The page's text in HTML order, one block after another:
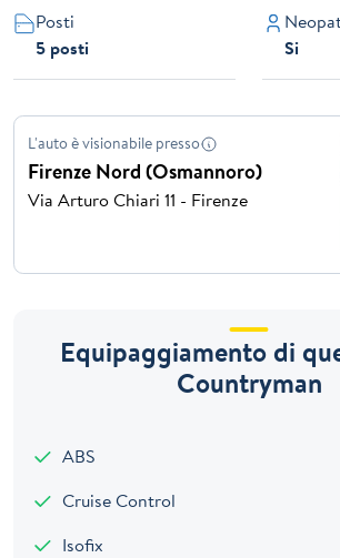
Posti
5 posti
Si
L'auto è visionabile presso
Firenze Nord (Osmannoro)
Via Arturo Chiari 11 - Firenze
Equipaggiamento di
Countryman
ABS
Cruise Control
Isofix